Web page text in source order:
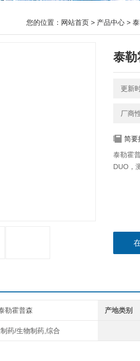
您的位置： 网站首页 > 产品中心 >
泰勒
更新
厂商
简要
泰勒霍
DUO，
勒霍普森 产地类别
药/生物制药,综合